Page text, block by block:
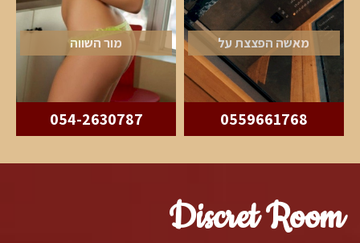
מאשה הפצצת על
0559661768
מור השווה
054-2630787
Discret Room